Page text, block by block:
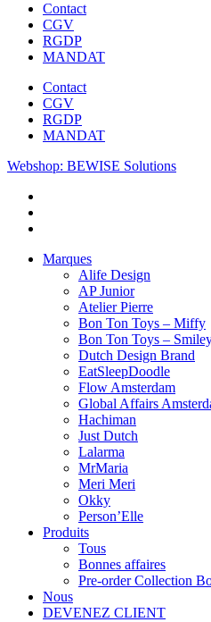
Contact
CGV
RGDP
MANDAT
Contact
CGV
RGDP
MANDAT
Webshop: BEWISE Solutions
Marques
Alife Design
AP Junior
Atelier Pierre
Bon Ton Toys – Miffy
Bon Ton Toys –
Dutch Design Brand
EatSleepDoodle
Flow Amsterdam
Global Affairs
Hachiman
Just Dutch
Lalarma
MrMaria
Meri Meri
Okky
Person’Elle
Produits
Tous
Bonnes affaires
Pre-order Collection
Nous
DEVENEZ CLIENT